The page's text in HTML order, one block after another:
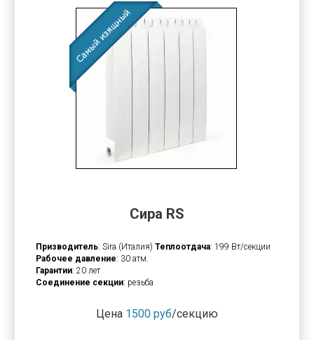
Сира RS
Призводитель: Sira (Италия) Теплоотдача: 199 Вт/секции
Рабочее давление: 30 атм.
Гарантии: 20 лет
Соединение секции: резьба
Цена 1500 руб/секцию